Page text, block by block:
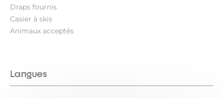
Draps fournis
Casier à skis
Animaux acceptés
Langues